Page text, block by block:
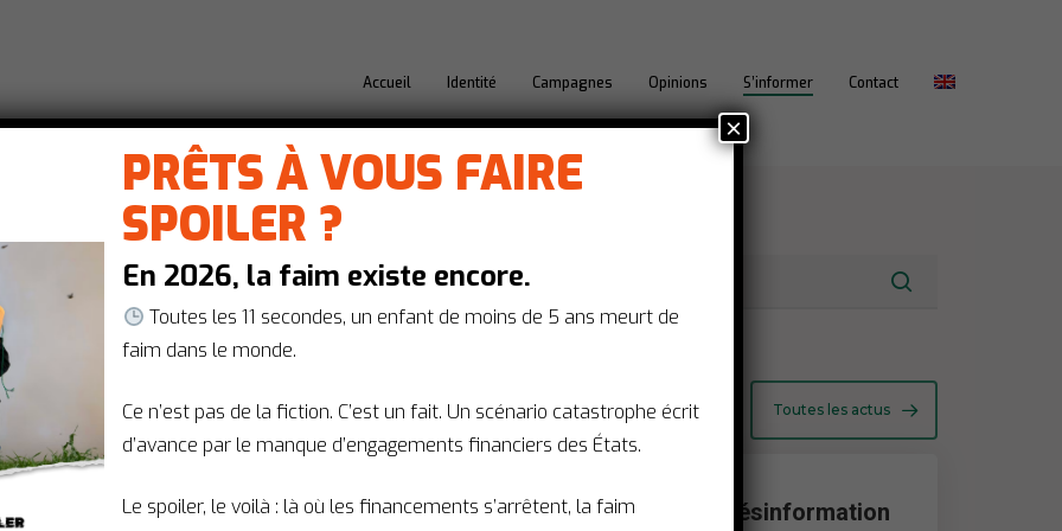
Accueil Identité Campagnes Opinions S’informer Contact
Mondiale.
nos engagements, rendez-
de l'IA en santé
nos algos : nos propositions
ACTUALITÉS Toutes les actus
La désinformation
PRÊTS À VOUS FAIRE
SPOILER ?
En 2026, la faim existe encore.
Toutes les 11 secondes, un enfant de moins de 5 ans meurt de
faim dans le monde.
Ce n’est pas de la fiction. C’est un fait. Un scénario catastrophe écrit
d’avance par le manque d’engagements financiers des États.
Le spoiler, le voilà : là où les financements s’arrêtent, la faim
×